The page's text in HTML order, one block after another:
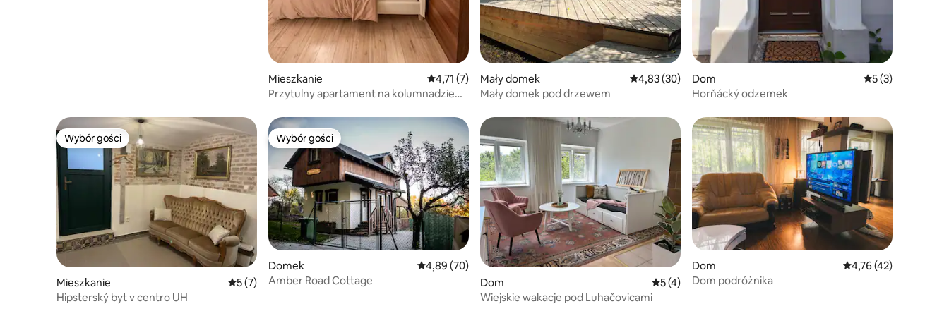
Mieszkanie Średnia ocena: 4,71 na 5, liczba recenzji: 7
4,71 (7)
Przytulny apartament na kolumnadzie
Mały domek Średnia ocena: 4,83 na 5, liczba recenzji: 30
4,83 (30)
Mały domek pod drzewem
Dom Średnia ocena: 5
5 (3)
Horňácký odzemek
Wybór gości
Wybór gości
Mieszkanie Średnia ocena: 5 na 5, liczba recenzji: 7
5 (7)
Hipsterský byt v centro UH
Wybór gości
Wybór gości
Domek Średnia ocena: 4,89 na 5, liczba recenzji: 70
4,89 (70)
Amber Road Cottage
Dom Średnia ocena: 5 na 5, liczba recenzji: 4
5 (4)
Wiejskie wakacje pod Luhačovicami
Dom Średnia ocena: 4,76
4,76 (42)
Dom podróżnika